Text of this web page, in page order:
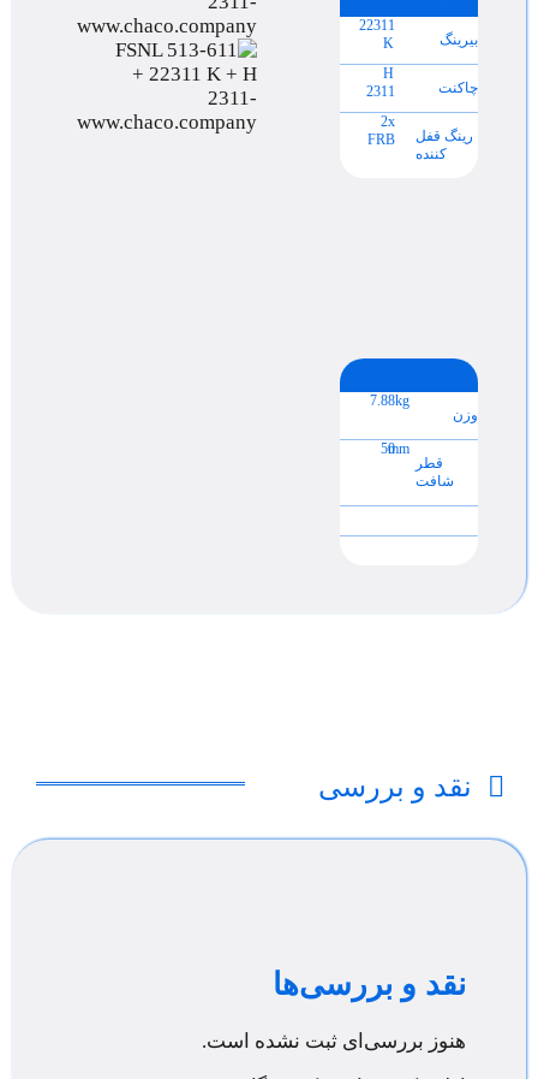
بیرینگ
22311
K
چاکنت
H
2311
رینگ قفل
کننده
2x
FRB
وزن
kg
7.88
قطر
شافت
mm
50
نقد و بررسی
نقد و بررسی‌ها
هنوز بررسی‌ای ثبت نشده است.